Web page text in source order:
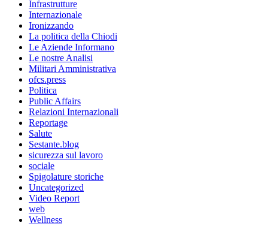
Infrastrutture
Internazionale
Ironizzando
La politica della Chiodi
Le Aziende Informano
Le nostre Analisi
Militari Amministrativa
ofcs.press
Politica
Public Affairs
Relazioni Internazionali
Reportage
Salute
Sestante.blog
sicurezza sul lavoro
sociale
Spigolature storiche
Uncategorized
Video Report
web
Wellness